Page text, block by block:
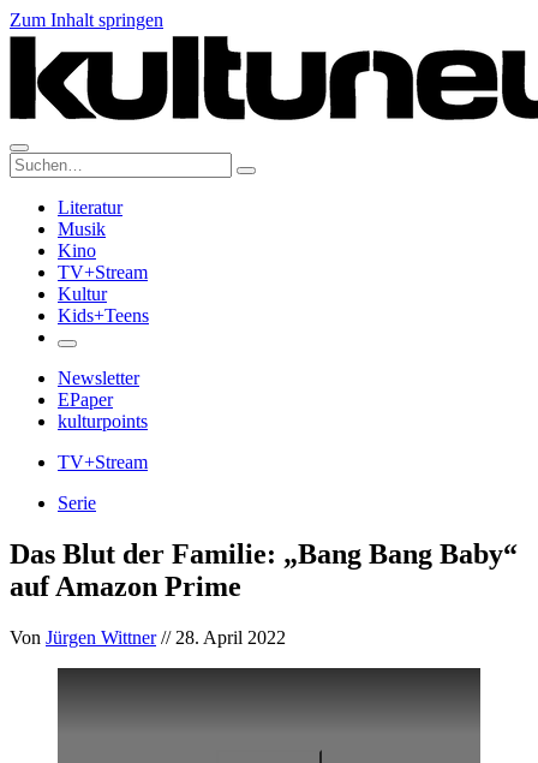
Zum Inhalt springen
Suche:
Literatur
Musik
Kino
TV+Stream
Kultur
Kids+Teens
Newsletter
EPaper
kulturpoints
TV+Stream
Serie
Das Blut der Familie: „Bang Bang Baby“
auf Amazon Prime
Von Jürgen Wittner// 28. April 2022